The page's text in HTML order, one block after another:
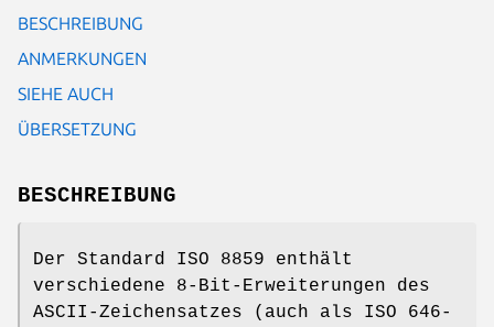
BESCHREIBUNG
ANMERKUNGEN
SIEHE AUCH
ÜBERSETZUNG
BESCHREIBUNG
Der Standard ISO 8859 enthält
verschiedene 8-Bit-Erweiterungen des
ASCII-Zeichensatzes (auch als ISO 646-